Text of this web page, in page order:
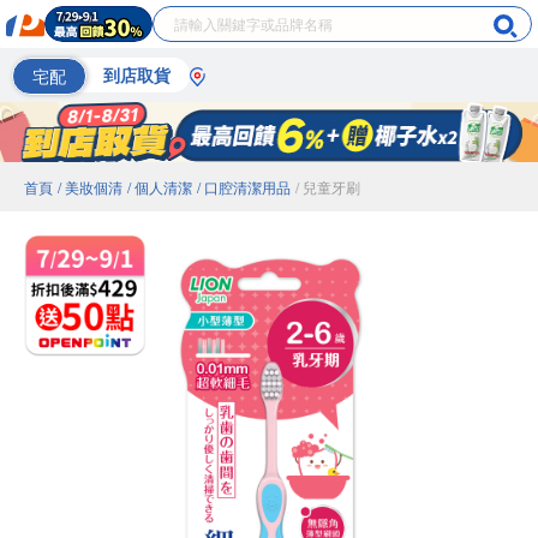
宅配 到店取貨
首頁 / 美妝個清 / 個人清潔 / 口腔清潔用品 / 兒童牙刷